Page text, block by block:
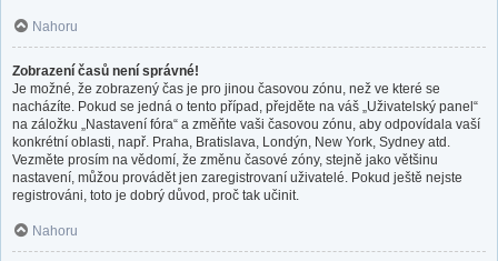
Nahoru
Zobrazení časů není správné!
Je možné, že zobrazený čas je pro jinou časovou zónu, než ve které se
nacházíte. Pokud se jedná o tento případ, přejděte na váš „Uživatelský panel“
na záložku „Nastavení fóra“ a změňte vaši časovou zónu, aby odpovídala vaší
konkrétní oblasti, např. Praha, Bratislava, Londýn, New York, Sydney atd.
Vezměte prosím na vědomí, že změnu časové zóny, stejně jako většinu
nastavení, můžou provádět jen zaregistrovaní uživatelé. Pokud ještě nejste
registrováni, toto je dobrý důvod, proč tak učinit.
Nahoru